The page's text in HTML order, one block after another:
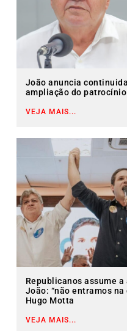
João anuncia
ampliação do
VEJA MAIS...
Republicanos assume
João: “não entramos
Hugo Motta
VEJA MAIS...